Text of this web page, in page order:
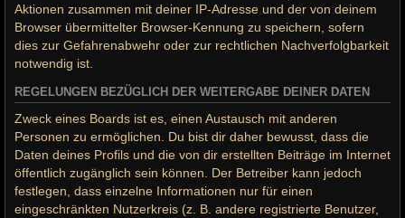
Aktionen zusammen mit deiner IP-Adresse und der von deinem
Browser übermittelter Browser-Kennung zu speichern, sofern
dies zur Gefahrenabwehr oder zur rechtlichen Nachverfolgbarkeit
notwendig ist.
REGELUNGEN BEZÜGLICH DER WEITERGABE DEINER DATEN
Zweck eines Boards ist es, einen Austausch mit anderen
Personen zu ermöglichen. Du bist dir daher bewusst, dass die
Daten deines Profils und die von dir erstellten Beiträge im Internet
öffentlich zugänglich sein können. Der Betreiber kann jedoch
festlegen, dass einzelne Informationen nur für einen
eingeschränkten Nutzerkreis (z. B. andere registrierte Benutzer,